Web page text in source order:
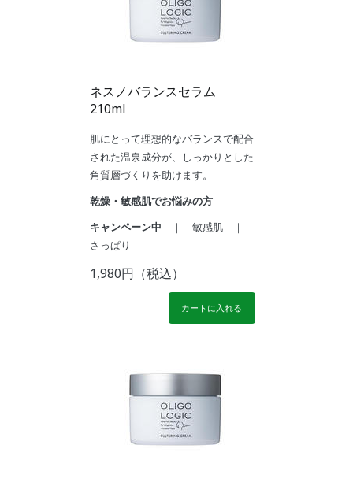
ネスノバランスセラム
210ml
肌にとって理想的なバランスで配合
された温泉成分が、しっかりとした
角質層づくりを助けます。
乾燥・敏感肌でお悩みの方
キャンペーン中 ｜ 敏感肌 ｜
さっぱり
1,980円（税込）
カートに入れる